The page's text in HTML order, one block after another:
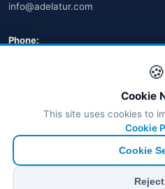
info@adelatur.com
Phone:
€ EUR
🍪
Cookie
This site uses cookies to
Cookie
Cookie